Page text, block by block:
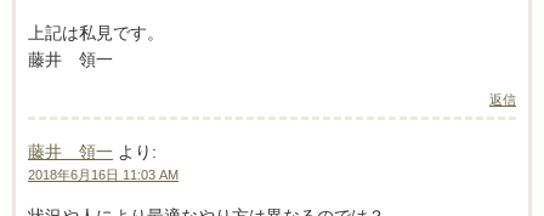
上記は私見です。
藤井 領一
返信
藤井 領一 より:
2018年6月16日 11:03 AM